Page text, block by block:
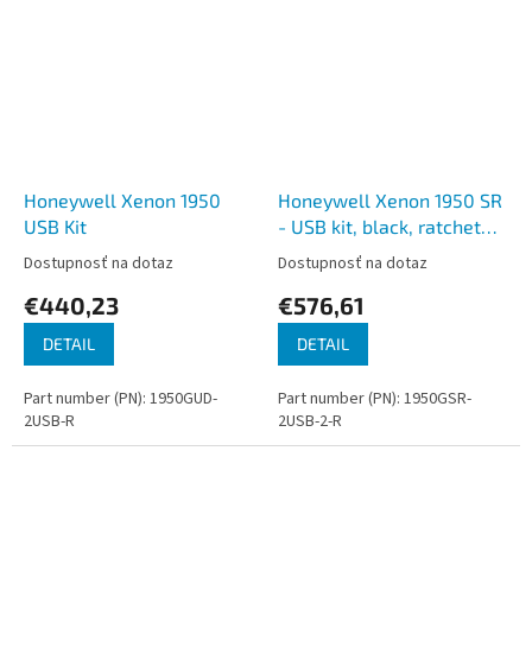
Honeywell Xenon 1950
USB Kit
Dostupnosť na dotaz
€440,23
DETAIL
Part number (PN): 1950GUD-
2USB-R
Honeywell Xenon 1950 SR
- USB kit, black, ratchet
stand
Dostupnosť na dotaz
€576,61
DETAIL
Part number (PN): 1950GSR-
2USB-2-R